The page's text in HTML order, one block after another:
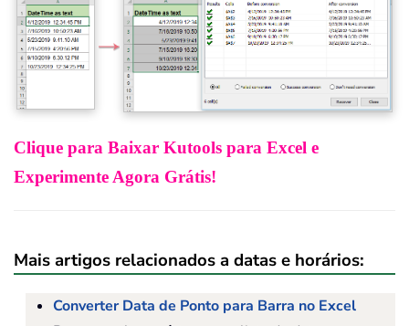
Clique para Baixar Kutools para Excel e
Experimente Agora Grátis!
Mais artigos relacionados a datas e horários:
Converter Data de Ponto para Barra no Excel